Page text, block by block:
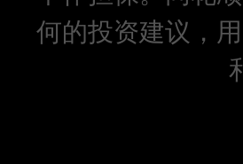
何的投资建议，